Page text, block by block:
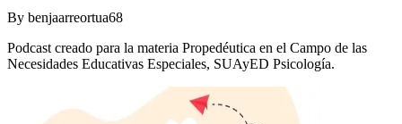
By benjaarreortua68
Podcast creado para la materia Propedéutica en el Campo de las
Necesidades Educativas Especiales, SUAyED Psicología.